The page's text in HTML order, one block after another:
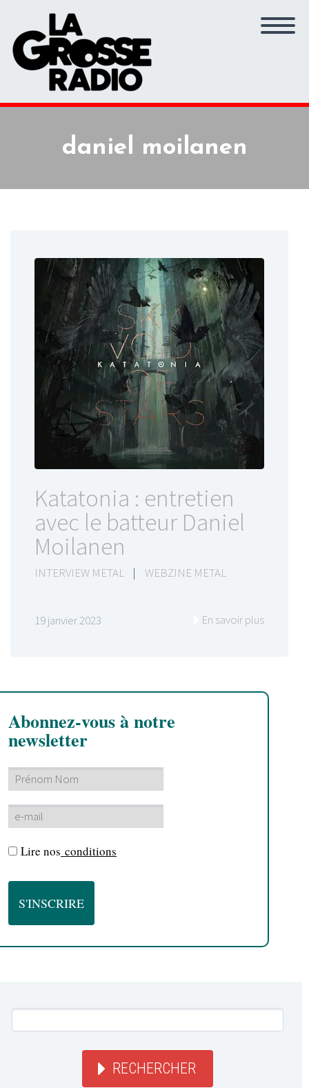
daniel moilanen
Katatonia : entretien
avec le batteur Daniel
Moilanen
INTERVIEW METAL | WEBZINE METAL
19 janvier 2023 En savoir plus
Abonnez-vous à notre
newsletter
Lire nos conditions
RECHERCHER